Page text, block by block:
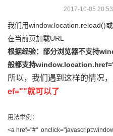
2017-10-05
我们用window.location.reload()
在当前页加载URL
根据经验：部分浏览器不支持
般都支持window.location.href=
所以，我们遇到这样的情况，
ef=""就可以了
用法举例：
<a href="#"